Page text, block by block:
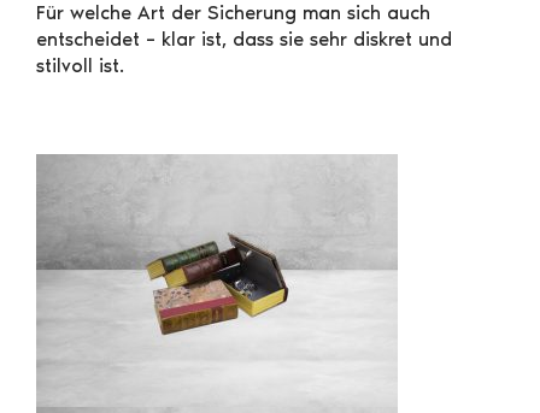
Für welche Art der Sicherung man sich auch
entscheidet – klar ist, dass sie sehr diskret und
stilvoll ist.